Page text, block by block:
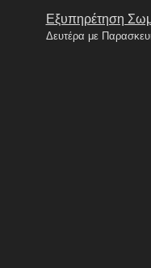
Εξυπηρέτηση
Δευτέρα με